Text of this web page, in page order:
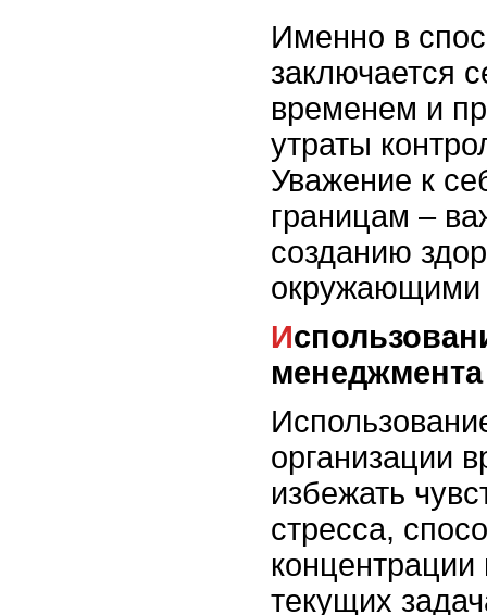
Именно в
заключается
временем и
утраты
Уважение к
границам –
созданию
окружающими
Использование тайм-
менеджмента
организации
избежать
стресса,
текущих